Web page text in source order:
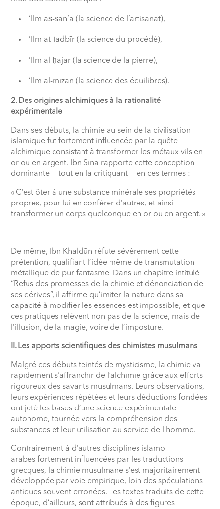
‘Ilm aṣ-ṣan‘a (la science de l’artisanat),
‘Ilm at-tadbīr (la science du procédé),
‘Ilm al-ḥajar (la science de la pierre),
‘Ilm al-mīzān (la science des équilibres).
2. Des origines alchimiques à la rationalité
expérimentale
Dans ses débuts, la chimie au sein de la civilisation
islamique fut fortement influencée par la quête
alchimique consistant à transformer les métaux vils en
or ou en argent. Ibn Sīnā rapporte cette conception
dominante — tout en la critiquant — en ces termes :
« C’est ôter à une substance minérale ses propriétés
propres, pour lui en conférer d’autres, et ainsi
transformer un corps quelconque en or ou en argent. »
De même, Ibn Khaldūn réfute sévèrement cette
prétention, qualifiant l’idée même de transmutation
métallique de pur fantasme. Dans un chapitre intitulé
“Refus des promesses de la chimie et dénonciation de
ses dérives”, il affirme qu’imiter la nature dans sa
capacité à modifier les essences est impossible, et que
ces pratiques relèvent non pas de la science, mais de
l’illusion, de la magie, voire de l’imposture.
II. Les apports scientifiques des chimistes musulmans
Malgré ces débuts teintés de mysticisme, la chimie va
rapidement s’affranchir de l’alchimie grâce aux efforts
rigoureux des savants musulmans. Leurs observations,
leurs expériences répétées et leurs déductions fondées
ont jeté les bases d’une science expérimentale
autonome, tournée vers la compréhension des
substances et leur utilisation au service de l’homme.
Contrairement à d’autres disciplines islamo-
arabes fortement influencées par les traductions
grecques, la chimie musulmane s’est majoritairement
développée par voie empirique, loin des spéculations
antiques souvent erronées. Les textes traduits de cette
époque, d’ailleurs, sont attribués à des figures